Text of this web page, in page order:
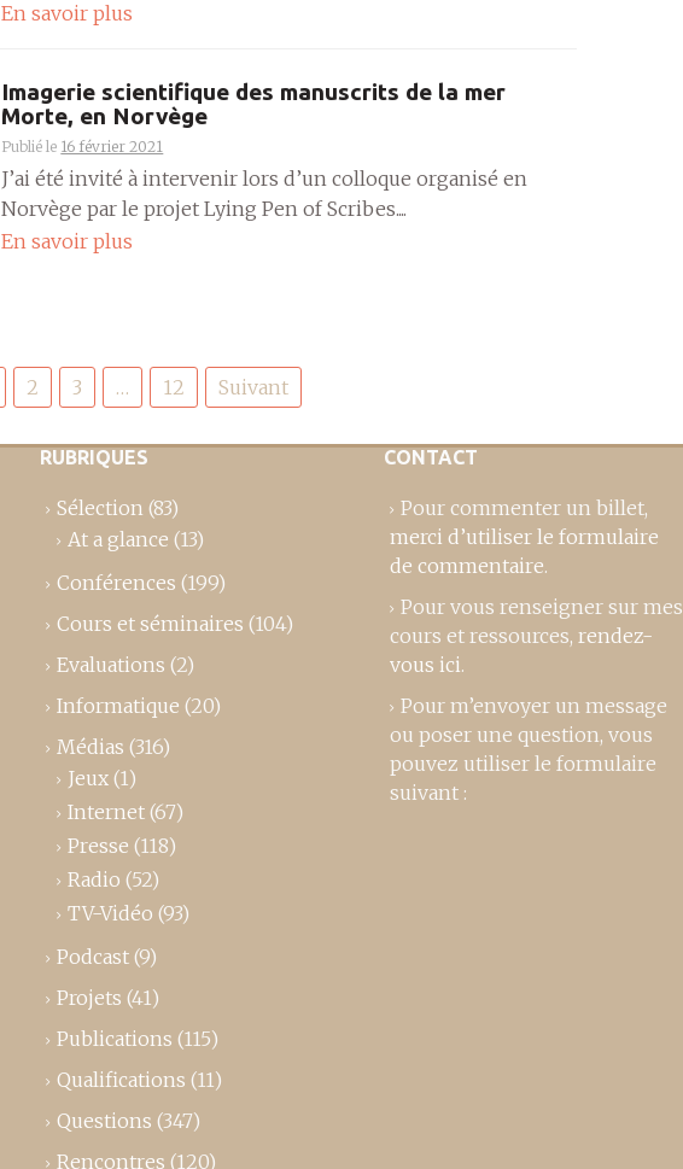
En savoir plus
Imagerie scientifique des manuscrits de la mer
Morte, en Norvège
Publié le 16 février 2021
J’ai été invité à intervenir lors d’un colloque organisé en
Norvège par le projet Lying Pen of Scribes....
En savoir plus
2 3 … 12 Suivant
RUBRIQUES
Sélection (83)
At a glance (13)
Conférences (199)
Cours et séminaires (104)
Evaluations (2)
Informatique (20)
Médias (316)
Jeux (1)
Internet (67)
Presse (118)
Radio (52)
TV-Vidéo (93)
Podcast (9)
Projets (41)
Publications (115)
Qualifications (11)
Questions (347)
Rencontres (120)
CONTACT
Pour commenter un billet,
merci d’utiliser le formulaire
de commentaire.
Pour vous renseigner sur mes
cours et ressources, rendez-
vous ici.
Pour m’envoyer un message
ou poser une question, vous
pouvez utiliser le formulaire
suivant :